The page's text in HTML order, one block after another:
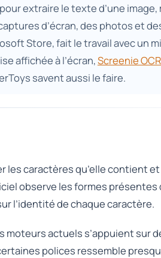
extraire le texte d’une
d’écran, des photos et
Store, fait le travail avec un
affichée à l’écran,Screenie
savent aussi le faire.
les caractères qu’elle contient
observe les formes présentes
l’identité de chaque caractère.
moteurs actuels s’appuient sur
polices ressemble